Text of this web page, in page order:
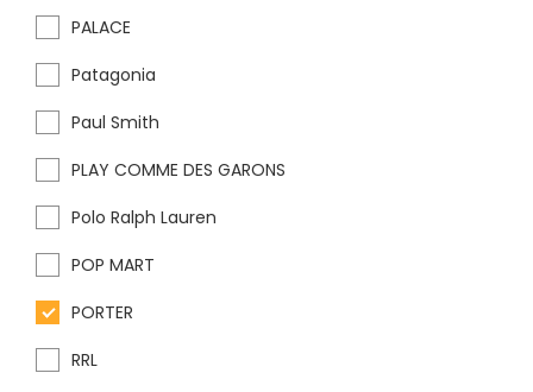
PALACE
Patagonia
Paul Smith
PLAY COMME DES GARONS
Polo Ralph Lauren
POP MART
PORTER
RRL